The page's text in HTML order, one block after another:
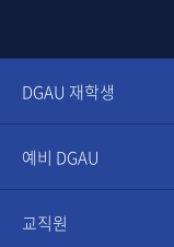
DGAU 재학생
예비 DGAU
교직원